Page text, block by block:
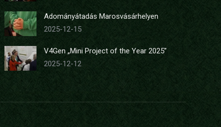
Adományátadás Marosvásárhelyen
2025-12-15
V4Gen „Mini Project of the Year 2025”
2025-12-12